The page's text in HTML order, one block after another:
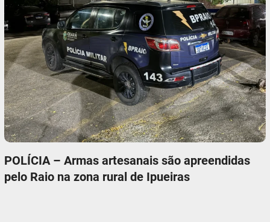
POLÍCIA – Armas artesanais são apreendidas
pelo Raio na zona rural de Ipueiras